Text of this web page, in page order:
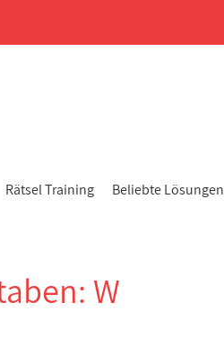
Rätsel Training Beliebte Lösungen
W